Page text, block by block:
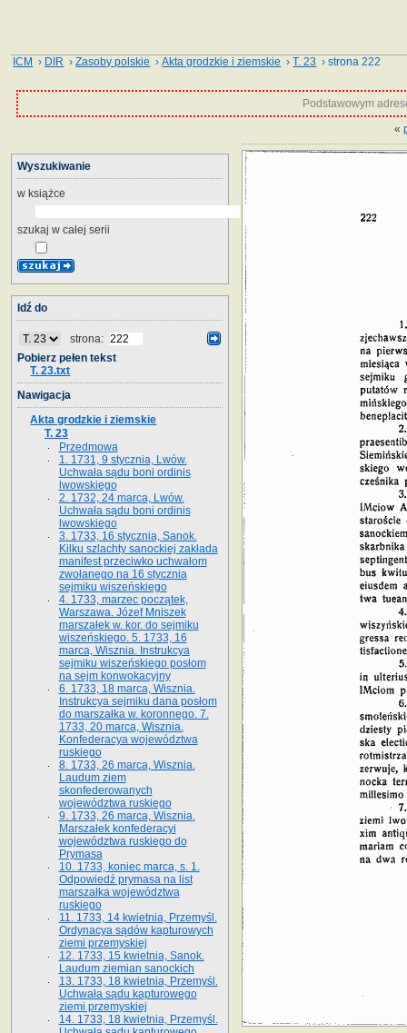
ICM › DIR ›Zasoby polskie ›Akta grodzkie i ziemskie ›T. 23 › strona 222
Podstawowym
«
Wyszukiwanie
w książce
szukaj w całej serii
Idź do
strona:
Pobierz pełen tekst
T. 23.txt
Nawigacja
Akta grodzkie i ziemskie
T. 23
Przedmowa
1. 1731, 9 stycznia, Lwów.
Uchwała sądu boni ordinis
lwowskiego
2. 1732, 24 marca, Lwów.
Uchwała sądu boni ordinis
lwowskiego
3. 1733, 16 stycznia, Sanok.
Kilku szlachty sanockiej zakłada
manifest przeciwko uchwałom
zwołanego na 16 stycz­nia
sejmiku wiszeńskiego
4. 1733, marzec początek,
Warszawa. Józef Mniszek
marszałek w. kor. do sejmiku
wiszeńskiego. 5. 1733, 16
marca, Wisznia. Instrukcya
sejmiku wiszeńskiego posłom
na sejm konwokacyjny
6. 1733, 18 marca, Wisznia.
Instrukcya sejmiku dana posłom
do marszałka w. koronnego. 7.
1733, 20 marca, Wisznia.
Konfederacya województwa
ruskiego
8. 1733, 26 marca, Wisznia.
Laudum ziem
skonfederowanych
województwa ruskiego
9. 1733, 26 marca, Wisznia.
Marszałek konfederacyi
województwa ruskiego do
Prymasa
10. 1733, koniec marca, s. 1.
Odpowiedź prymasa na list
marszałka województwa
ruskiego
11. 1733, 14 kwietnia, Przemyśl.
Ordynacya sądów kapturowych
ziemi przemyskiej
12. 1733, 15 kwietnia, Sanok.
Laudum ziemian sanockich
13. 1733, 18 kwietnia, Przemyśl.
Uchwała sądu kapturowego
ziemi przemyskiej
14. 1733, 18 kwietnia, Przemyśl.